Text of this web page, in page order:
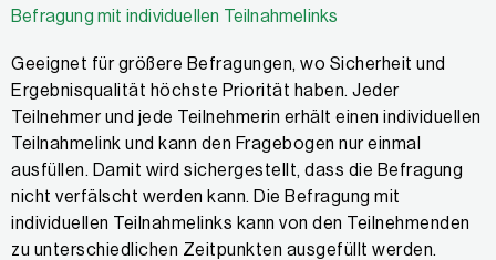
Befragung mit individuellen Teilnahmelinks
Geeignet für größere Befragungen, wo Sicherheit und
Ergebnisqualität höchste Priorität haben. Jeder
Teilnehmer und jede Teilnehmerin erhält einen individuellen
Teilnahmelink und kann den Fragebogen nur einmal
ausfüllen. Damit wird sichergestellt, dass die Befragung
nicht verfälscht werden kann. Die Befragung mit
individuellen Teilnahmelinks kann von den Teilnehmenden
zu unterschiedlichen Zeitpunkten ausgefüllt werden.